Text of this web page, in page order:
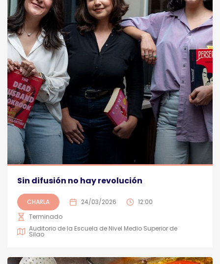
Sin difusión no hay revolución
CHARLA 24/03/2026
12:00
Terminado
Auditorio de la Escuela de Nivel Medio Superior de
Silao